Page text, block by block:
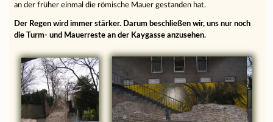
an der früher einmal die römische Mauer gestanden hat.
Der Regen wird immer stärker. Darum beschließen wir, uns nur noch
die Turm- und Mauerreste an der Kaygasse anzusehen.